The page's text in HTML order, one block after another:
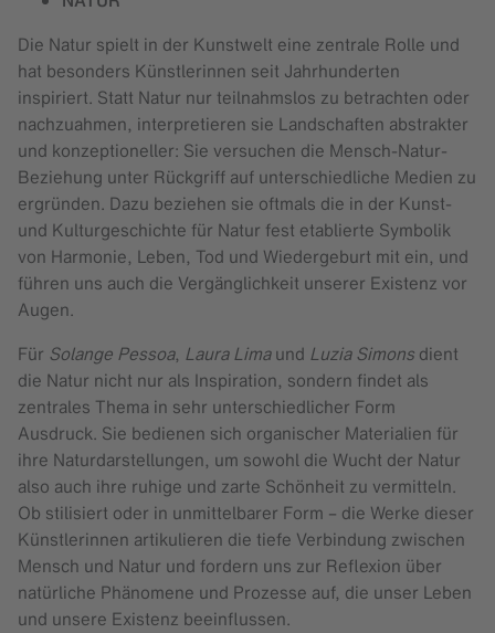
Die Natur spielt in der Kunstwelt eine zentrale Rolle und
hat besonders Künstlerinnen seit Jahrhunderten
inspiriert. Statt Natur nur teilnahmslos zu betrachten oder
nachzuahmen, interpretieren sie Landschaften abstrakter
und konzeptioneller: Sie versuchen die Mensch-Natur-
Beziehung unter Rückgriff auf unterschiedliche Medien zu
ergründen. Dazu beziehen sie oftmals die in der Kunst-
und Kulturgeschichte für Natur fest etablierte Symbolik
von Harmonie, Leben, Tod und Wiedergeburt mit ein, und
führen uns auch die Vergänglichkeit unserer Existenz vor
Augen.
Für Solange Pessoa, Laura Limaund Luzia Simons dient
die Natur nicht nur als Inspiration, sondern findet als
zentrales Thema in sehr unterschiedlicher Form
Ausdruck. Sie bedienen sich organischer Materialien für
ihre Naturdarstellungen, um sowohl die Wucht der Natur
also auch ihre ruhige und zarte Schönheit zu vermitteln.
Ob stilisiert oder in unmittelbarer Form – die Werke dieser
Künstlerinnen artikulieren die tiefe Verbindung zwischen
Mensch und Natur und fordern uns zur Reflexion über
natürliche Phänomene und Prozesse auf, die unser Leben
und unsere Existenz beeinflussen.